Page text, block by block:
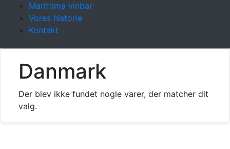
Marittima vinbar
Vores historie
Kontakt
Danmark
Der blev ikke fundet nogle varer, der matcher dit
valg.